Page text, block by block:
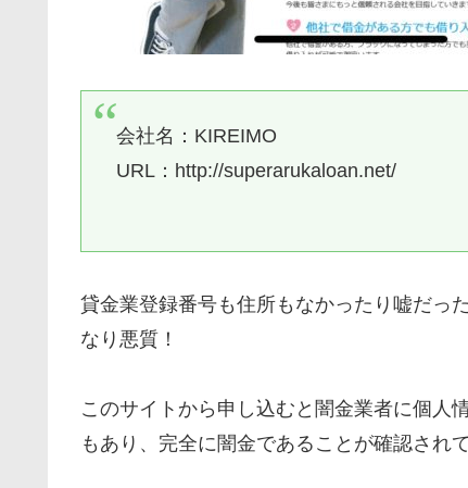
会社名： KIREIMO
URL：http://superarukaloan.net/
貸金業登録番号も住所もなかったり嘘だっ
なり悪質！
このサイトから申し込むと闇金業者に個人
もあり、完全に闇金であることが確認されて